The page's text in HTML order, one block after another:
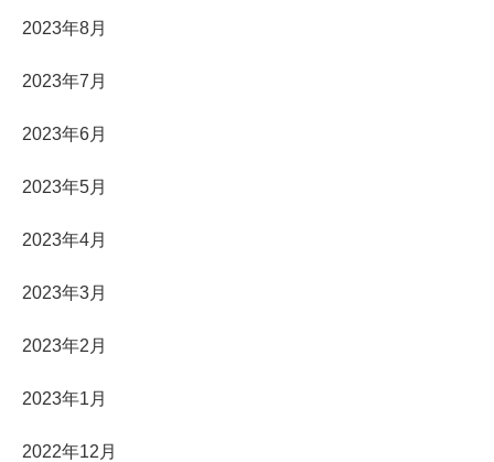
2023年8月
2023年7月
2023年6月
2023年5月
2023年4月
2023年3月
2023年2月
2023年1月
2022年12月